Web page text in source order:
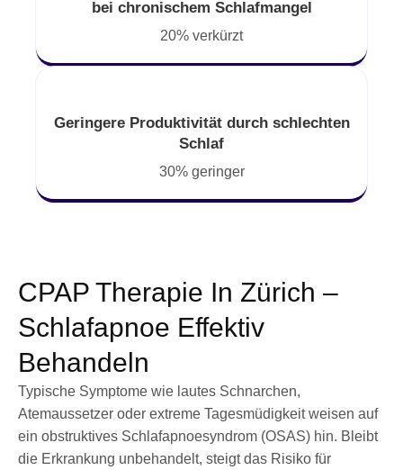
bei chronischem Schlafmangel
20% verkürzt
Geringere Produktivität durch schlechten
Schlaf
30% geringer
CPAP Therapie In Zürich –
Schlafapnoe Effektiv
Behandeln
Typische Symptome wie lautes Schnarchen,
Atemaussetzer oder extreme Tagesmüdigkeit weisen auf
ein obstruktives Schlafapnoesyndrom (OSAS) hin. Bleibt
die Erkrankung unbehandelt, steigt das Risiko für